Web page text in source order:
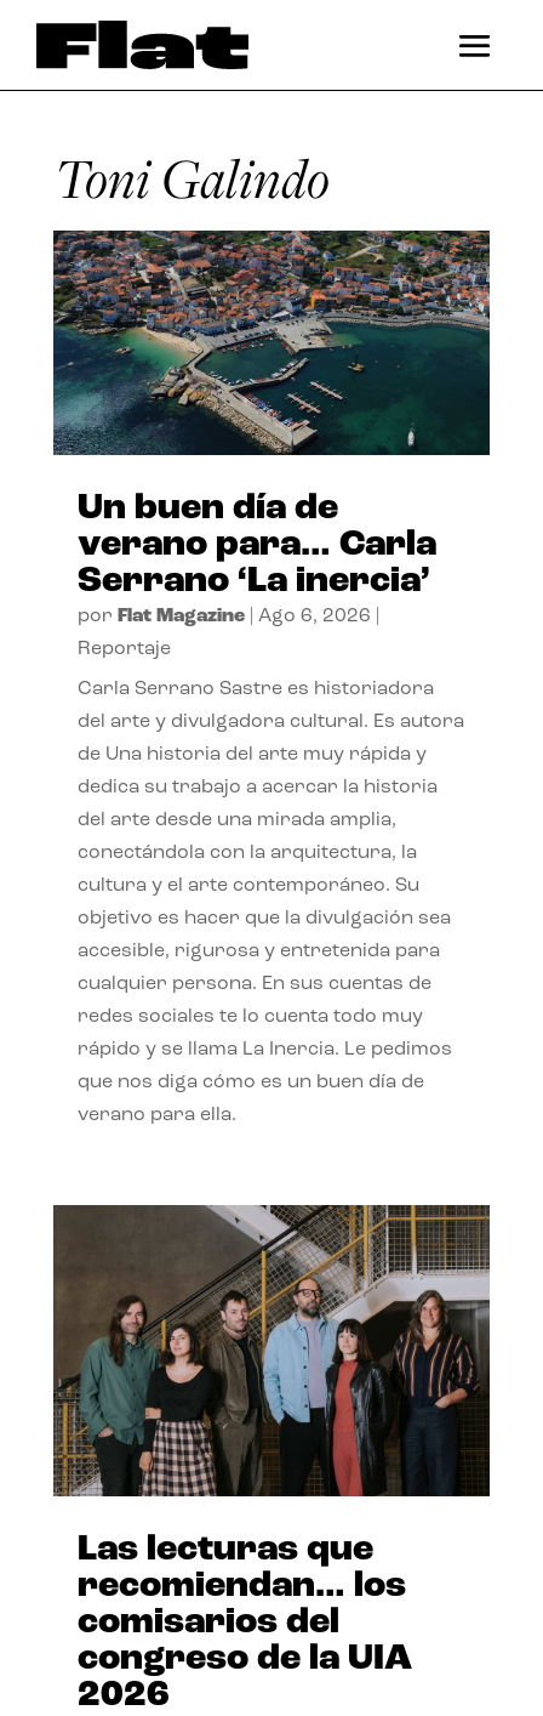
Toni Galindo
Un buen día de
verano para… Carla
Serrano ‘La inercia’
por Flat Magazine| Ago 6, 2026
Reportaje
Carla Serrano Sastre es historiadora
del arte y divulgadora cultural. Es autora
de Una historia del arte muy rápida y
dedica su trabajo a acercar la historia
del arte desde una mirada amplia,
conectándola con la arquitectura, la
cultura y el arte contemporáneo. Su
objetivo es hacer que la divulgación sea
accesible, rigurosa y entretenida para
cualquier persona. En sus cuentas de
redes sociales te lo cuenta todo muy
rápido y se llama La Inercia. Le pedimos
que nos diga cómo es un buen día de
verano para ella.
Las lecturas que
recomiendan… los
comisarios del
congreso de la UIA
2026